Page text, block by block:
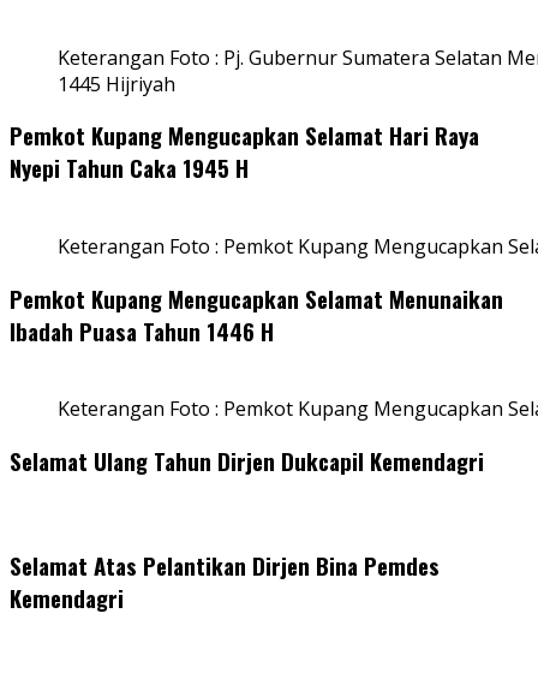
Keterangan Foto : Pj. Gubernur Sumatera Selatan
1445 Hijriyah
Pemkot Kupang Mengucapkan Selamat Hari Raya
Nyepi Tahun Caka 1945 H
Keterangan Foto : Pemkot Kupang Mengucapkan
Pemkot Kupang Mengucapkan Selamat Menunaikan
Ibadah Puasa Tahun 1446 H
Keterangan Foto : Pemkot Kupang Mengucapkan
Selamat Ulang Tahun Dirjen Dukcapil Kemendagri
Selamat Atas Pelantikan Dirjen Bina Pemdes
Kemendagri